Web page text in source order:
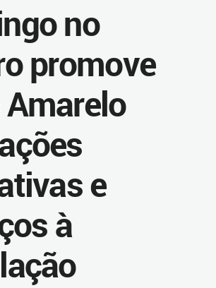
no
promove
e
à